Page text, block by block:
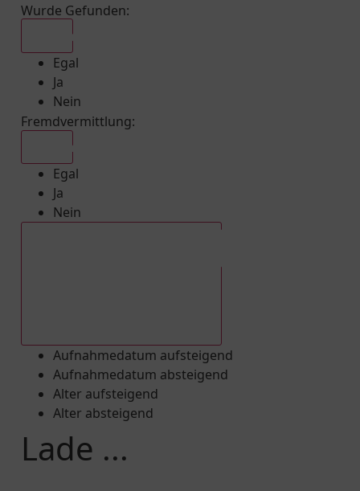
Wurde Gefunden:
Egal
Ja
Nein
Fremdvermittlung:
Egal
Ja
Nein
Aufnahmedatum aufsteigend
Aufnahmedatum absteigend
Alter aufsteigend
Alter absteigend
Lade ...